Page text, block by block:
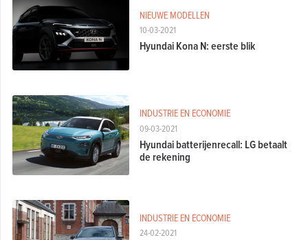
10-03-2021
NIEUWE MODELLEN
Hyundai Kona N: eerste blik
09-03-2021
INDUSTRIE EN ECONOMIE
Hyundai batterijenrecall: LG betaalt
de rekening
24-02-2021
INDUSTRIE EN ECONOMIE